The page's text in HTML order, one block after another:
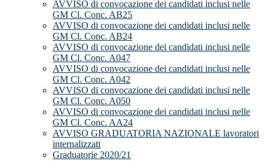
AVVISO di convocazione dei candidati inclusi nelle
GM Cl. Conc. AB25
AVVISO di convocazione dei candidati inclusi nelle
GM Cl. Conc. AB24
AVVISO di convocazione dei candidati inclusi nelle
GM Cl. Conc. A047
AVVISO di convocazione dei candidati inclusi nelle
GM Cl. Conc. A042
AVVISO di convocazione dei candidati inclusi nelle
GM Cl. Conc. A050
AVVISO di convocazione dei candidati inclusi nelle
GM Cl. Conc. AA24
AVVISO GRADUATORIA NAZIONALE lavoratori
internalizzati
Graduatorie 2020/21